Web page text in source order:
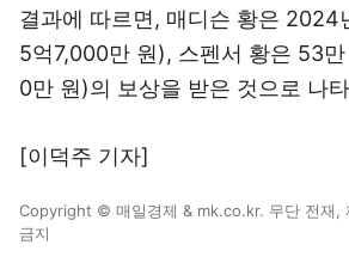
결과에 따르면, 매디슨 황은 2024
5억7,000만 원), 스펜서 황은 53
0만 원)의 보상을 받은 것으로 나
[이덕주 기자]
Copyright © 매일경제 & mk.co.kr. 무단 전재,
금지